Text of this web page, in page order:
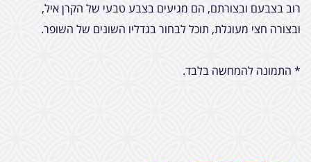
רוב בצבעם ובצורתם, הם מגיעים בצבע טבעי של הקרן איל,
ובצורה חצי מעוגלת, תוכל לבחור בגדליו השונים של השופר.
* התמונה להמחשה בלבד.